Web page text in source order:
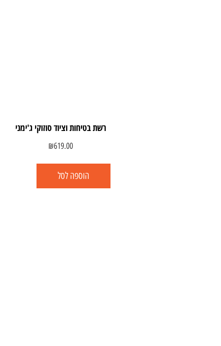
רשת בטיחות וציוד סוזוקי ג'ימני
₪619.00
הוספה לסל